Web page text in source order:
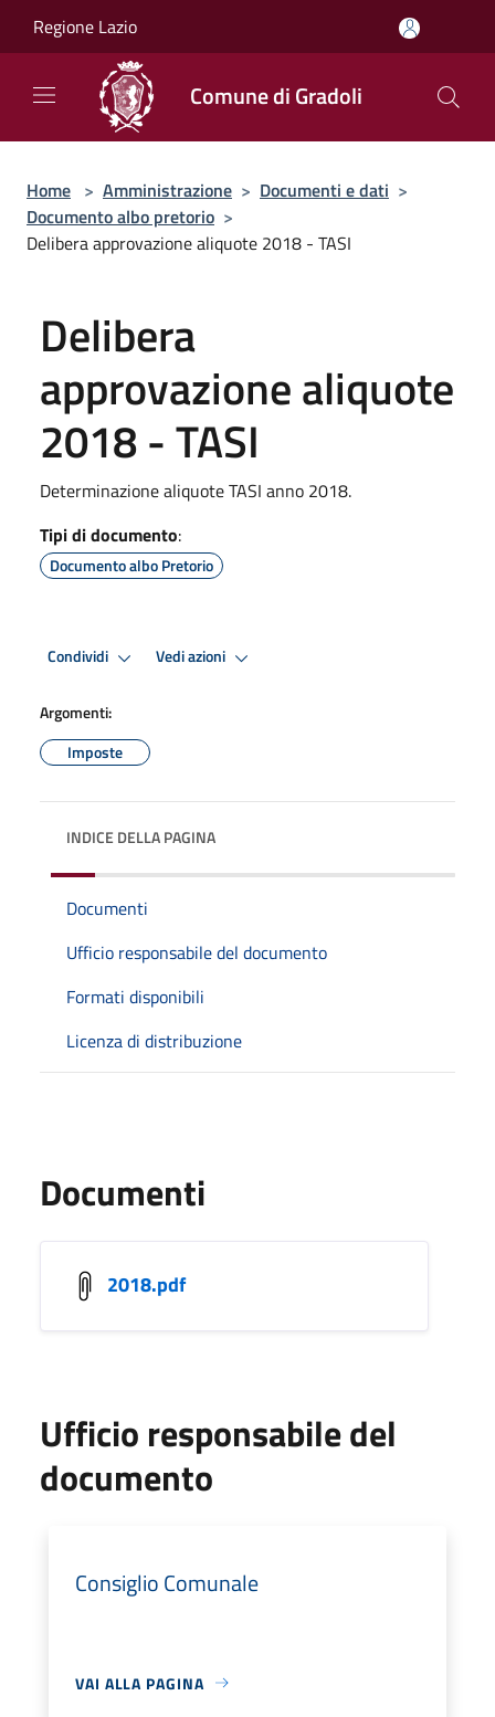
Regione Lazio
Comune di Gradoli
Home > Amministrazione > Documenti e dati >
Documento albo pretorio >
Delibera approvazione aliquote 2018 - TASI
Delibera
approvazione aliquote
2018 - TASI
Determinazione aliquote TASI anno 2018.
Tipi di documento:
Documento albo Pretorio
Condividi Vedi azioni
Argomenti:
Imposte
INDICE DELLA PAGINA
Documenti
Ufficio responsabile del documento
Formati disponibili
Licenza di distribuzione
Documenti
2018.pdf
Ufficio responsabile del
documento
Consiglio Comunale
VAI ALLA PAGINA